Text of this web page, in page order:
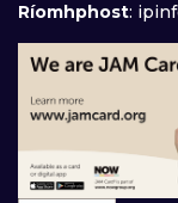
Ríomhphost: